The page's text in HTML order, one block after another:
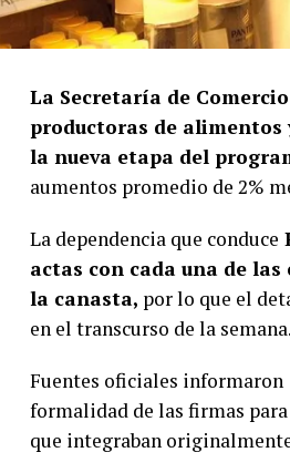
La Secretaría de
productoras de alimentos
la nueva etapa del
aumentos promedio de 2%
La dependencia que conduce
actas con cada una de
la canasta, por lo que el
en el transcurso de la semana.
Fuentes oficiales
formalidad de las firmas
que integraban